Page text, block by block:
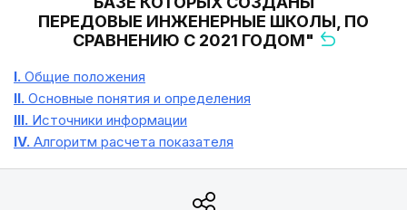
ПЕРЕДОВЫЕ ИНЖЕНЕРНЫЕ ШКОЛЫ, ПО
СРАВНЕНИЮ С 2021 ГОДОМ"
I. Общие положения
II. Основные понятия и определения
III. Источники информации
IV. Алгоритм расчета показателя